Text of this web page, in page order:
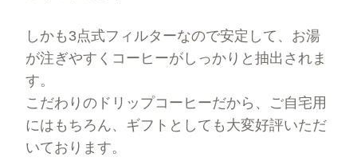
お試しセット（送料無料）
まとめ買いディスカウント
しかも3点式フィルターなので安定して、お湯
が注ぎやすくコーヒーがしっかりと抽出されま
す。
こだわりのドリップコーヒーだから、ご自宅用
にはもちろん、ギフトとしても大変好評いただ
いております。